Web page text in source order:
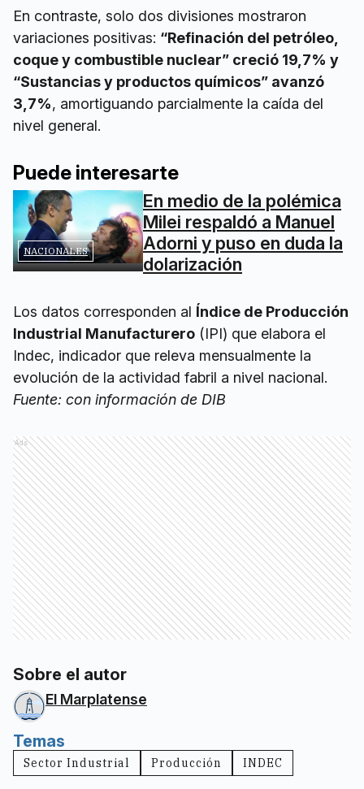
En contraste, solo dos divisiones mostraron
variaciones positivas: “Refinación del petróleo,
coque y combustible nuclear” creció 19,7% y
“Sustancias y productos químicos” avanzó
3,7%, amortiguando parcialmente la caída del
nivel general.
Puede interesarte
NACIONALES
En medio de la polémica
Milei respaldó a Manuel
Adorni y puso en duda la
dolarización
Los datos corresponden al Índice de Producción
Industrial Manufacturero (IPI) que elabora el
Indec, indicador que releva mensualmente la
evolución de la actividad fabril a nivel nacional.
Fuente: con información de DIB
Ads
Sobre el autor
El Marplatense
Temas
Sector Industrial Producción INDEC